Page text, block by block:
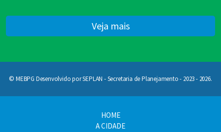
Veja mais
© MEBPG Desenvolvido por SEPLAN - Secretaria de Planejamento - 2023 - 2026.
HOME
A CIDADE